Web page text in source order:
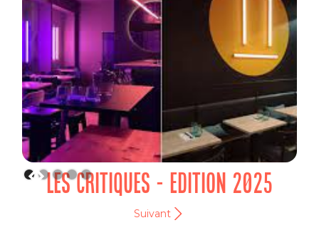
LES CRITIQUES - EDITION 2025
Suivant